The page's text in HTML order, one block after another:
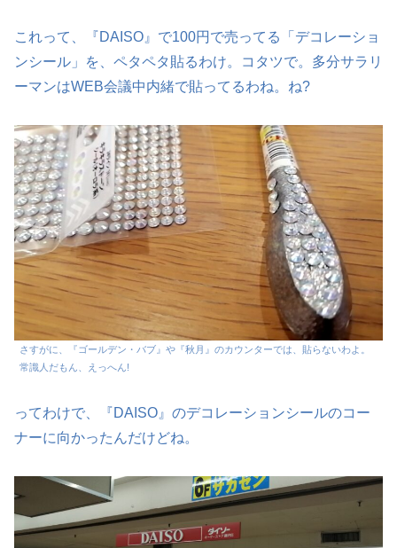
これって、『DAISO』で100円で売ってる「デコレーショ
ンシール」を、ペタペタ貼るわけ。コタツで。多分サラリ
ーマンはWEB会議中内緒で貼ってるわね。ね?
さすがに、『ゴールデン・バブ』や『秋月』のカウンターでは、貼らないわよ。
常識人だもん、えっへん!
ってわけで、『DAISO』のデコレーションシールのコー
ナーに向かったんだけどね。